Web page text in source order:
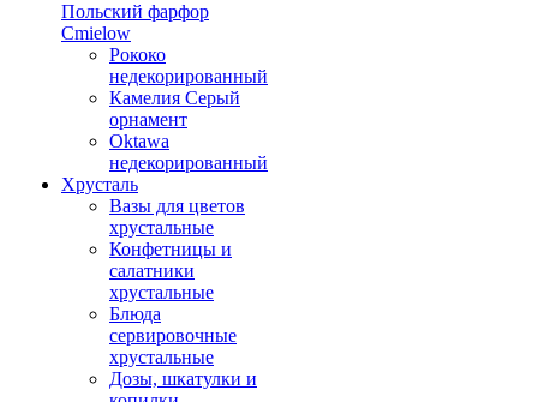
Польский фарфор
Сmielow
Рококо
недекорированный
Камелия Серый
орнамент
Oktawa
недекорированный
Хрусталь
Вазы для цветов
хрустальные
Конфетницы и
салатники
хрустальные
Блюда
сервировочные
хрустальные
Дозы, шкатулки и